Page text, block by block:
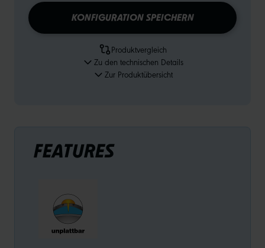
KONFIGURATION SPEICHERN
Produktvergleich
Zu den technischen Details
Zur Produktübersicht
FEATURES